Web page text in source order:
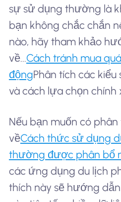
sự sử dụng thường là
bạn không chắc chắn
nào, hãy tham khảo
về...Cách tránh mua
độngPhân tích các
và cách lựa chọn chính
Nếu bạn muốn có
vềCách thức sử dụng
thường được phân bổ
các ứng dụng du lịch
thích này sẽ hướng